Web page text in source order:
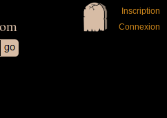
Inscription
Connexion